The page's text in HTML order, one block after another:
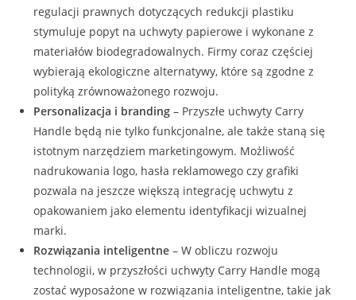
regulacji prawnych dotyczących redukcji plastiku
stymuluje popyt na uchwyty papierowe i wykonane z
materiałów biodegradowalnych. Firmy coraz częściej
wybierają ekologiczne alternatywy, które są zgodne z
polityką zrównoważonego rozwoju.
Personalizacja i branding – Przyszłe uchwyty Carry
Handle będą nie tylko funkcjonalne, ale także staną się
istotnym narzędziem marketingowym. Możliwość
nadrukowania logo, hasła reklamowego czy grafiki
pozwala na jeszcze większą integrację uchwytu z
opakowaniem jako elementu identyfikacji wizualnej
marki.
Rozwiązania inteligentne – W obliczu rozwoju
technologii, w przyszłości uchwyty Carry Handle mogą
zostać wyposażone w rozwiązania inteligentne, takie jak